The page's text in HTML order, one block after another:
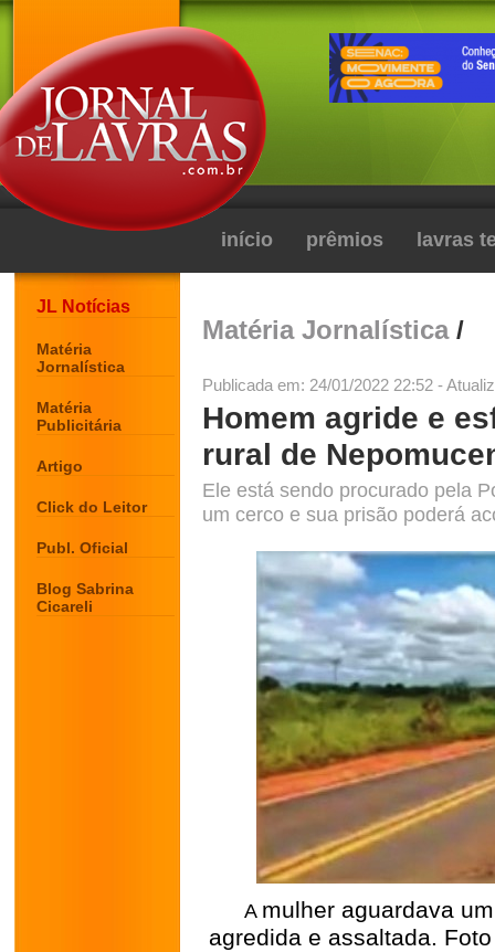
início prêmios lavras
JL Notícias
Matéria
Jornalística
Matéria
Publicitária
Artigo
Click do Leitor
Publ. Oficial
Blog Sabrina
Cicareli
Matéria Jornalística/
Publicada em: 24/01/2022 22:52 -
Homem agride e
rural de
Ele está sendo procurado pela
um cerco e sua prisão poderá
A mulher aguardava
agredida e assaltada.